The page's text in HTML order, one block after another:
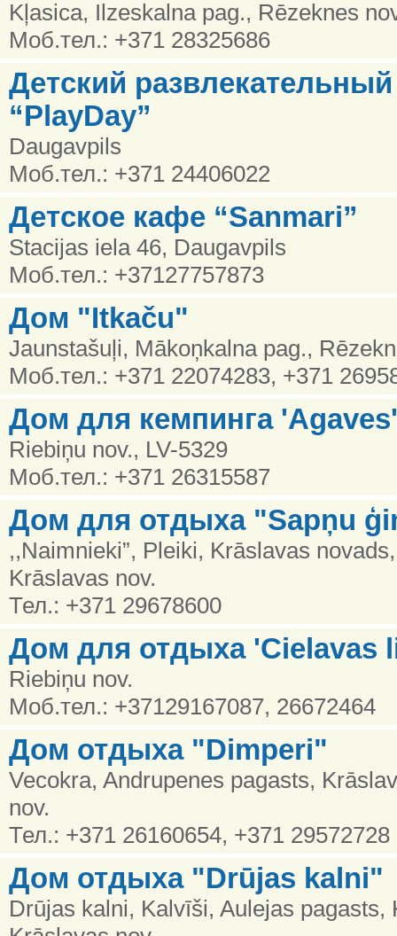
Kļasica, Ilzeskalna pag., Rēzeknes
Моб.тел.: +371 28325686
Детский
“PlayDay”
Daugavpils
Моб.тел.: +371 24406022
Детское кафе “Sanmari”
Stacijas iela 46, Daugavpils
Моб.тел.: +37127757873
Дом "Itkaču"
Jaunstašuļi, Mākoņkalna pag.,
Моб.тел.: +371 22074283, +371
Дом для кемпинга 'Agaves'
Riebiņu nov., LV-5329
Моб.тел.: +371 26315587
Дом для отдыха "Sapņu
,,Naimnieki”, Pleiki, Krāslavas
Krāslavas nov.
Тел.: +371 29678600
Дом для отдыха 'Cielavas
Riebiņu nov.
Моб.тел.: +37129167087, 26672464
Дом отдыха "Dimperi"
Vecokra, Andrupenes pagasts,
nov.
Тел.: +371 26160654, +371 29572728
Дом отдыха "Drūjas kalni"
Drūjas kalni, Kalvīši, Aulejas pagasts,